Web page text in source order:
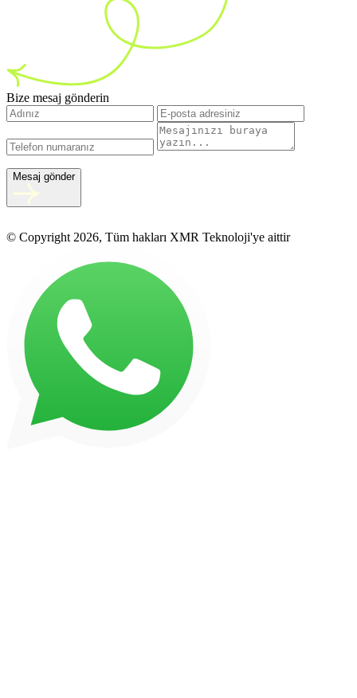
Bize mesaj gönderin
Mesaj gönder
© Copyright 2026, Tüm hakları XMR Teknoloji'ye aittir